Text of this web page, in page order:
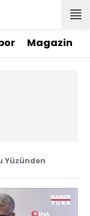
Magazin
Yüzünden